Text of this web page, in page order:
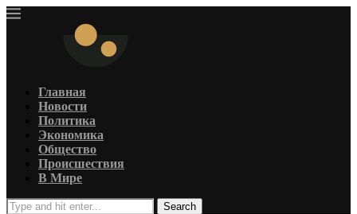
Главная
Новости
Политика
Экономика
Общество
Происшествия
В Мире
Search